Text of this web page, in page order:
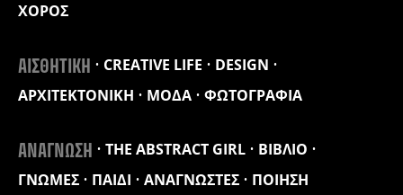
ΧΟΡΟΣ
ΑΙΣΘΗΤΙΚΗ CREATIVE LIFE
DESIGN
ΑΡΧΙΤΕΚΤΟΝΙΚΗ
ΜΟΔΑ ΦΩΤΟΓΡΑΦΙΑ
ΑΝΑΓΝΩΣΗ THE ABSTRACT GIRL
ΒΙΒΛΙΟ
ΓΝΩΜΕΣ
ΠΑΙΔΙ ΑΝΑΓΝΩΣΤΕΣ ΠΟΙΗΣΗ